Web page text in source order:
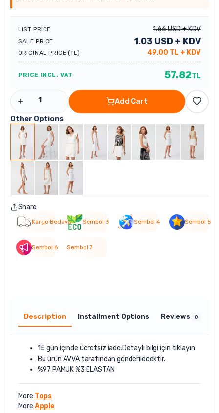
LIST PRICE 1.66USD+ KDV
SALE PRICE 1.03 USD + KDV
ORIGINAL PRICE (TL) 49.00 TL + KDV
PRICE INCL. VAT 57.82TL
Add Cart
Other Options
Share
Kargo Bedava Sembol 3 Sembol 4 Sembol 5
Sembol 6 Sembol 7
Description Installment Options Reviews 0
15 gün içinde ücretsiz iade.Detaylı bilgi için tıklayın
Bu ürün AVVA tarafından gönderilecektir.
%97 PAMUK %3 ELASTAN
More Tops
More Apple